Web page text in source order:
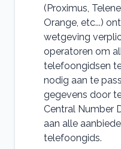
(Proximus,
Orange, etc...)
wetgeving
operatoren om
telefoongidsen
nodig aan te
gegevens door
Central Number
aan alle
telefoongids.